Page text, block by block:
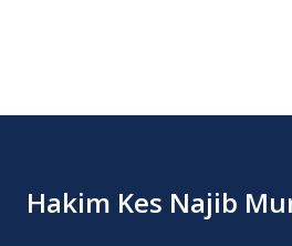
Hakim Kes Najib